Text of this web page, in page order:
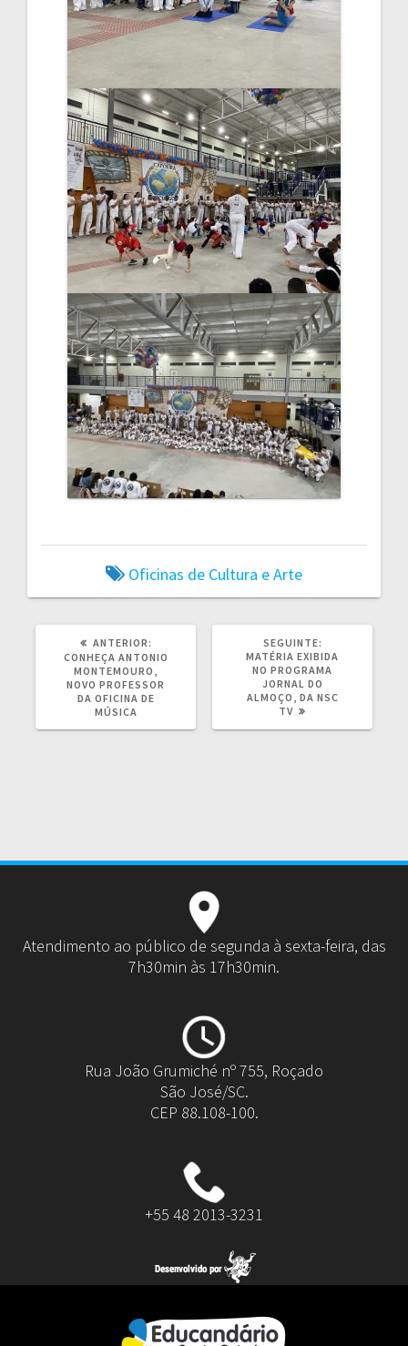
Oficinas de Cultura e Arte
ANTERIOR:
ANTERIOR:
CONHEÇA ANTONIO
MONTEMOURO,
NOVO PROFESSOR
DA OFICINA DE
MÚSICA
SEGUINTE:
SEGUINTE:
MATÉRIA EXIBIDA
NO PROGRAMA
JORNAL DO
ALMOÇO, DA NSC
TV
Atendimento ao público de segunda à sexta-feira, das
7h30min às 17h30min.
Rua João Grumiché nº 755, Roçado
São José/SC.
CEP 88.108-100.
+55 48 2013-3231